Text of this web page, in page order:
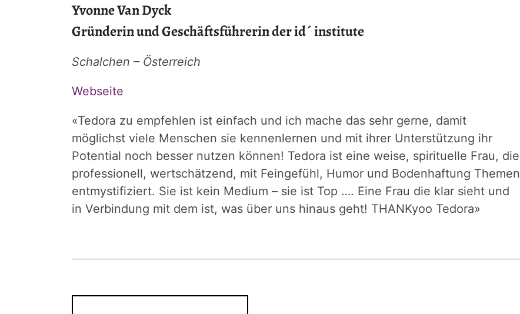
Yvonne Van Dyck
Gründerin und Geschäftsführerin der id´ institute
Schalchen – Österreich
Webseite
«Tedora zu empfehlen ist einfach und ich mache das sehr gerne, damit
möglichst viele Menschen sie kennenlernen und mit ihrer Unterstützung ihr
Potential noch besser nutzen können! Tedora ist eine weise, spirituelle Frau, die
professionell, wertschätzend, mit Feingefühl, Humor und Bodenhaftung Themen
entmystifiziert. Sie ist kein Medium – sie ist Top …. Eine Frau die klar sieht und
in Verbindung mit dem ist, was über uns hinaus geht! THANKyoo Tedora»